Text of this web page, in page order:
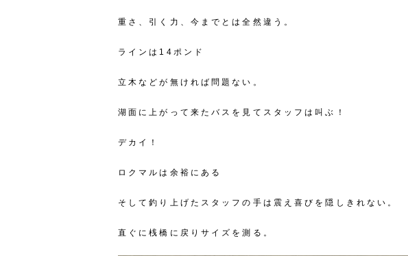
重さ、引く力、今までとは全然違う。
ラインは14ポンド
立木などが無ければ問題ない。
湖面に上がって来たバスを見てスタッフは叫ぶ！
デカイ！
ロクマルは余裕にある
そして釣り上げたスタッフの手は震え喜びを隠しきれない。
直ぐに桟橋に戻りサイズを測る。